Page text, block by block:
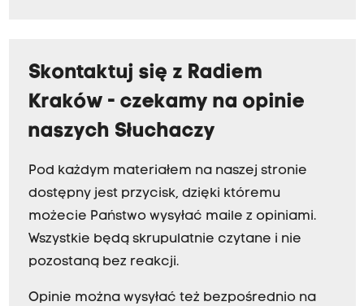
Skontaktuj się z Radiem
Kraków - czekamy na opinie
naszych Słuchaczy
Pod każdym materiałem na naszej stronie
dostępny jest przycisk, dzięki któremu
możecie Państwo wysyłać maile z opiniami.
Wszystkie będą skrupulatnie czytane i nie
pozostaną bez reakcji.
Opinie można wysyłać też bezpośrednio na